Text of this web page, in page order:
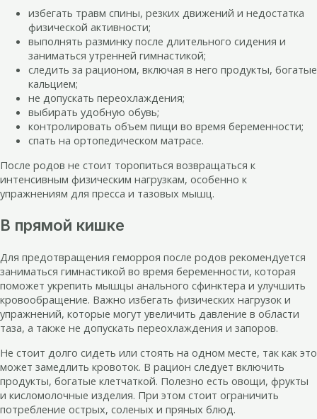
избегать травм спины, резких движений и недостатка
физической активности;
выполнять разминку после длительного сидения и
заниматься утренней гимнастикой;
следить за рационом, включая в него продукты, богатые
кальцием;
не допускать переохлаждения;
выбирать удобную обувь;
контролировать объем пищи во время беременности;
спать на ортопедическом матрасе.
После родов не стоит торопиться возвращаться к
интенсивным физическим нагрузкам, особенно к
упражнениям для пресса и тазовых мышц.
В прямой кишке
Для предотвращения геморроя после родов рекомендуется
заниматься гимнастикой во время беременности, которая
поможет укрепить мышцы анального сфинктера и улучшить
кровообращение. Важно избегать физических нагрузок и
упражнений, которые могут увеличить давление в области
таза, а также не допускать переохлаждения и запоров.
Не стоит долго сидеть или стоять на одном месте, так как это
может замедлить кровоток. В рацион следует включить
продукты, богатые клетчаткой. Полезно есть овощи, фрукты
и кисломолочные изделия. При этом стоит ограничить
потребление острых, соленых и пряных блюд.